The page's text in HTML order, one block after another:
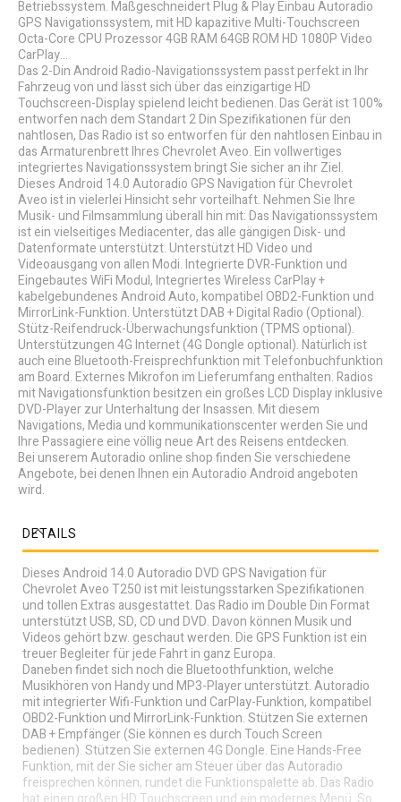
Betriebssystem. Maßgeschneidert Plug & Play Einbau Autoradio
GPS Navigationssystem, mit HD kapazitive Multi-Touchscreen
Octa-Core CPU Prozessor 4GB RAM 64GB ROM HD 1080P Video
CarPlay...
Das 2-Din Android Radio-Navigationssystem passt perfekt in Ihr
Fahrzeug von und lässt sich über das einzigartige HD
Touchscreen-Display spielend leicht bedienen. Das Gerät ist 100%
entworfen nach dem Standart 2 Din Spezifikationen für den
nahtlosen, Das Radio ist so entworfen für den nahtlosen Einbau in
das Armaturenbrett Ihres Chevrolet Aveo. Ein vollwertiges
integriertes Navigationssystem bringt Sie sicher an ihr Ziel.
Dieses Android 14.0 Autoradio GPS Navigation für Chevrolet
Aveo ist in vielerlei Hinsicht sehr vorteilhaft. Nehmen Sie Ihre
Musik- und Filmsammlung überall hin mit: Das Navigationssystem
ist ein vielseitiges Mediacenter, das alle gängigen Disk- und
Datenformate unterstützt. Unterstützt HD Video und
Videoausgang von allen Modi. Integrierte DVR-Funktion und
Eingebautes WiFi Modul, Integriertes Wireless CarPlay +
kabelgebundenes Android Auto, kompatibel OBD2-Funktion und
MirrorLink-Funktion. Unterstützt DAB + Digital Radio (Optional).
Stütz-Reifendruck-Überwachungsfunktion (TPMS optional).
Unterstützungen 4G Internet (4G Dongle optional). Natürlich ist
auch eine Bluetooth-Freisprechfunktion mit Telefonbuchfunktion
am Board. Externes Mikrofon im Lieferumfang enthalten. Radios
mit Navigationsfunktion besitzen ein großes LCD Display inklusive
DVD-Player zur Unterhaltung der Insassen. Mit diesem
Navigations, Media und kommunikationscenter werden Sie und
Ihre Passagiere eine völlig neue Art des Reisens entdecken.
Bei unserem Autoradio online shop finden Sie verschiedene
Angebote, bei denen Ihnen ein Autoradio Android angeboten
wird.
DETAILS
Dieses Android 14.0 Autoradio DVD GPS Navigation für
Chevrolet Aveo T250 ist mit leistungsstarken Spezifikationen
und tollen Extras ausgestattet. Das Radio im Double Din Format
unterstützt USB, SD, CD und DVD. Davon können Musik und
Videos gehört bzw. geschaut werden. Die GPS Funktion ist ein
treuer Begleiter für jede Fahrt in ganz Europa.
Daneben findet sich noch die Bluetoothfunktion, welche
Musikhören von Handy und MP3-Player unterstützt. Autoradio
mit integrierter Wifi-Funktion und CarPlay-Funktion, kompatibel
OBD2-Funktion und MirrorLink-Funktion. Stützen Sie externen
DAB + Empfänger (Sie können es durch Touch Screen
bedienen). Stützen Sie externen 4G Dongle. Eine Hands-Free
Funktion, mit der Sie sicher am Steuer über das Autoradio
freisprechen können, rundet die Funktionspalette ab. Das Radio